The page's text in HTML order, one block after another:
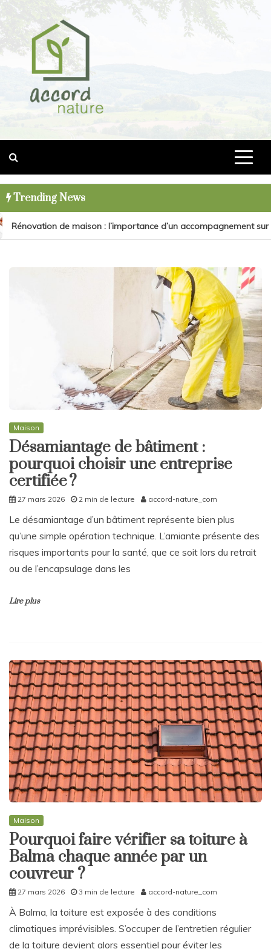
Skip
to
content
accord-nature.com
Trending News
Rénovation de maison : l’importance d’un accompagnement sur
Maison
Désamiantage de bâtiment :
pourquoi choisir une entreprise
certifiée ?
27 mars 2026 2 min de lecture accord-nature_com
Le désamiantage d’un bâtiment représente bien plus
qu’une simple opération technique. L’amiante présente des
risques importants pour la santé, que ce soit lors du retrait
ou de l’encapsulage dans les
Lire plus
Maison
Pourquoi faire vérifier sa toiture à
Balma chaque année par un
couvreur ?
27 mars 2026 3 min de lecture accord-nature_com
À Balma, la toiture est exposée à des conditions
climatiques imprévisibles. S’occuper de l’entretien régulier
de la toiture devient alors essentiel pour éviter les